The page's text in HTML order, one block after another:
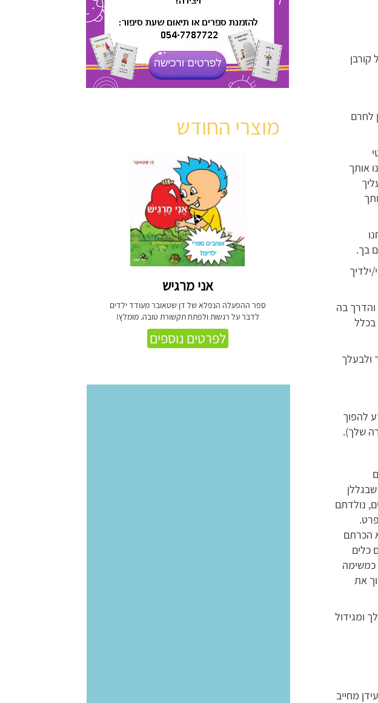
קורבן
לחרם
אז, כאשר 2 אמהות הזמינו אותך
בך.
ילדיך
בה
בכלל
ולבעלך
להפוך
שלך).
נולדתם
הכרתם
כלים
כמשימה
את
ומגידול
מחייב
מוצרי החודש
אני מרגיש
ספר ההפעלה הנפלא של דן שטאובר מעודד ילדים
לדבר על רגשות ולפתח תקשורת טובה. מומלץ!
לפרטים נוספים